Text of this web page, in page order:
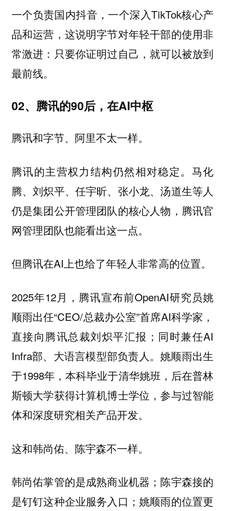
一个负责国内抖音，一个深入TikTok核心产
品和运营，这说明字节对年轻干部的使用非
常激进：只要你证明过自己，就可以被放到
最前线。
02、腾讯的90后，在AI中枢
腾讯和字节、阿里不太一样。
腾讯的主营权力结构仍然相对稳定。马化
腾、刘炽平、任宇昕、张小龙、汤道生等人
仍是集团公开管理团队的核心人物，腾讯官
网管理团队也能看出这一点。
但腾讯在AI上也给了年轻人非常高的位置。
2025年12月，腾讯宣布前OpenAI研究员姚
顺雨出任“CEO/总裁办公室”首席AI科学家，
直接向腾讯总裁刘炽平汇报；同时兼任AI
Infra部、大语言模型部负责人。姚顺雨出生
于1998年，本科毕业于清华姚班，后在普林
斯顿大学获得计算机博士学位，参与过智能
体和深度研究相关产品开发。
这和韩尚佑、陈宇森不一样。
韩尚佑掌管的是成熟商业机器；陈宇森接的
是钉钉这种企业服务入口；姚顺雨的位置更